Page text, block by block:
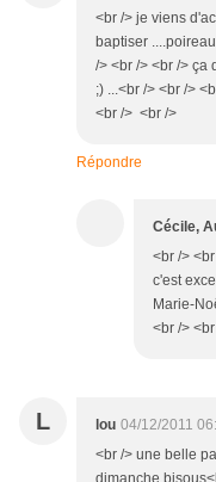
<br /> je viens
baptiser
/> <br /> <br /> ça
;) ...<br /> <br />
<br /> <br />
Répondre
Cécile,
<br />
c'est
Marie-
<br />
L lou 04/12/2011
<br /> une belle
dimanche